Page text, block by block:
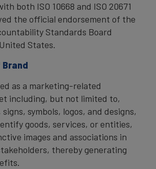
both ISO 10668 and ISO 20671
the official endorsement of the
Standards Board
States.
as a marketing-related
including, but not limited to,
symbols, logos, and designs,
goods, services, or entities,
images and associations in
thereby generating